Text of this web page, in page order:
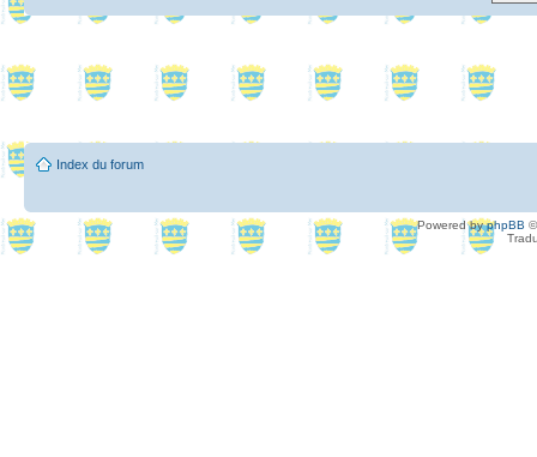
Index du forum
Powered byphpBB